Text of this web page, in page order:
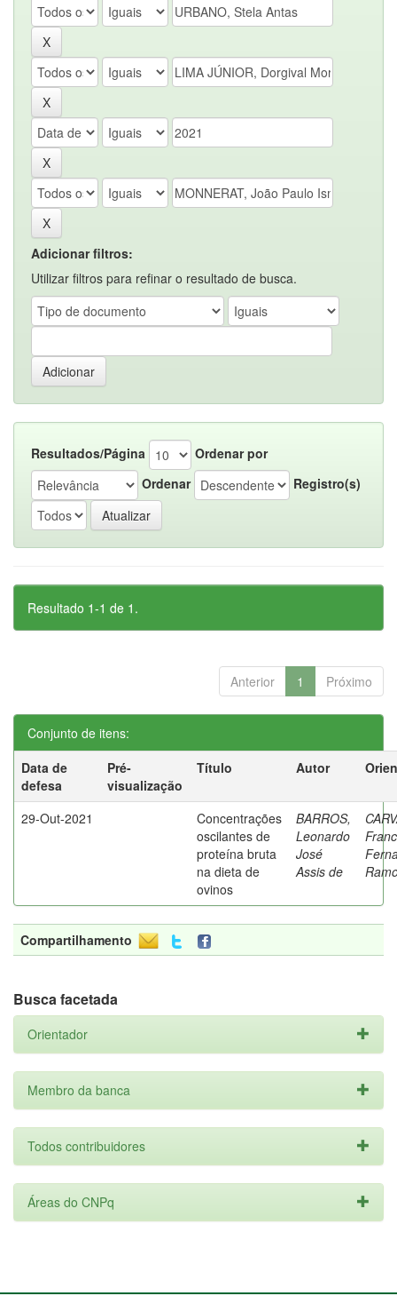
Adicionar filtros:
Utilizar filtros para refinar o resultado de busca.
Resultados/Página
Ordenar por
Ordenar
Registro(s)
Resultado 1-1 de 1.
Anterior 1 Próximo
Conjunto de itens:
Data de
defesa
Pré-
visualização
Título Autor
29-Out-2021
Concentrações
oscilantes de
proteína bruta
na dieta de
ovinos
BARROS,
Leonardo
José
Assis de
Compartilhamento
Busca facetada
Orientador
Membro da banca
Todos contribuidores
Áreas do CNPq